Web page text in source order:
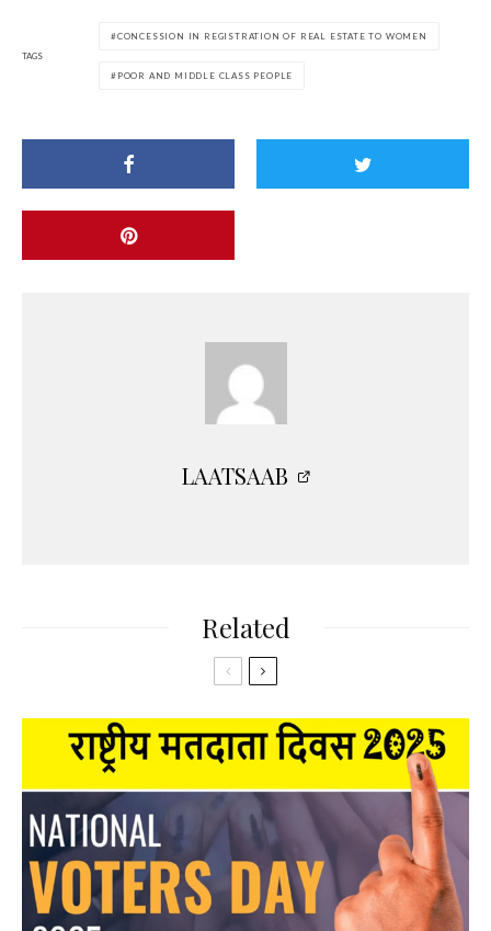
TAGS
CONCESSION IN REGISTRATION OF REAL ESTATE TO WOMEN
POOR AND MIDDLE CLASS PEOPLE
LAATSAAB
Related